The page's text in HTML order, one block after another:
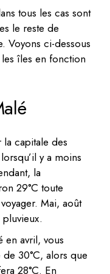
tous les cas sont
le reste de
Voyons ci-dessous
îles en fonction
capitale des
y a moins
la
29°C toute
Mai, août
en avril, vous
30°C, alors que
28°C. En